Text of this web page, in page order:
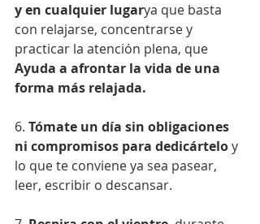
y en cualquier lugarya que basta
con relajarse, concentrarse y
practicar la atención plena, que
Ayuda a afrontar la vida de una
forma más relajada.
6. Tómate un día sin obligaciones
ni compromisos para dedicártelo y
lo que te conviene ya sea pasear,
leer, escribir o descansar.